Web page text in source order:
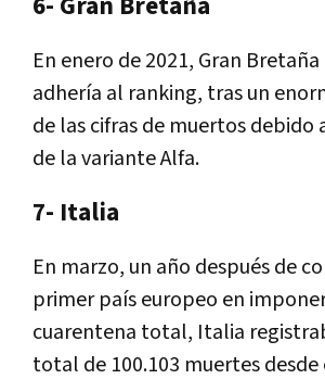
En enero de 2021, Gran
adhería al ranking, tras un
de las cifras de muertos debido
de la variante Alfa.
7- Italia
En marzo, un año después de
primer país europeo en
cuarentena total, Italia
total de 100.103 muertes desde